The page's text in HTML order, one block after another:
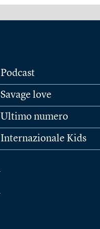
Podcast
Savage love
Ultimo numero
Internazionale Kids